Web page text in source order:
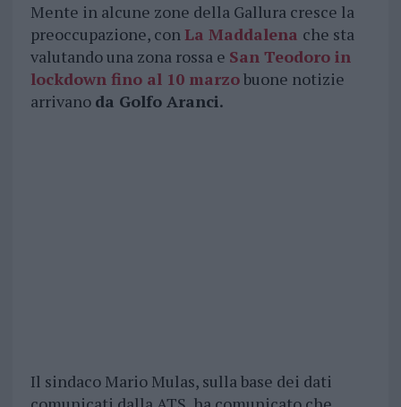
Mente in alcune zone della Gallura cresce la
preoccupazione, con La Maddalena che sta
valutando una zona rossa e San Teodoro in
lockdown fino al 10 marzobuone notizie
arrivano da Golfo Aranci.
Il sindaco Mario Mulas, sulla base dei dati